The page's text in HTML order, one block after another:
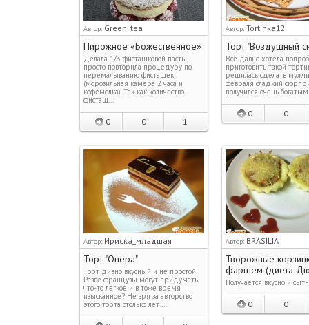
Автор: Green_tea
Пирожное «Божественное»
Делала 1/3 фисташковой пасты,
просто повторила процедуру по
перемалыванию фисташек
(морозильная камера 2 часа и
кофемолка). Так как количество
фисташ…
0 0 1
Автор: Tortinka12
Торт "Воздушный
Всё давно хотела
приготовить такой
решилась сделать
февраля сладкий
получился очень
0 0
Автор: Ириска_младшая
Торт "Опера"
Торт дивно вкусный и не простой.
Разве французы могут придумать
что-то легкое и в тоже время
изысканное? Не зря за авторство
этого торта столько лет …
Автор: BRASILIA
Творожные
фаршем (диета
Получается вкусно и
0 0